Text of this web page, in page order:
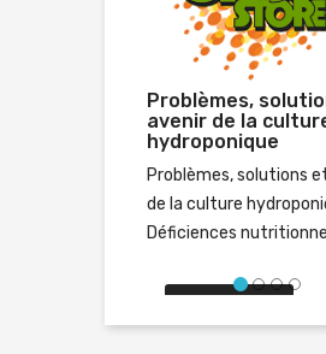
Problèmes,
avenir de la
hydroponique
Problèmes, solutions
de la culture
Déficiences